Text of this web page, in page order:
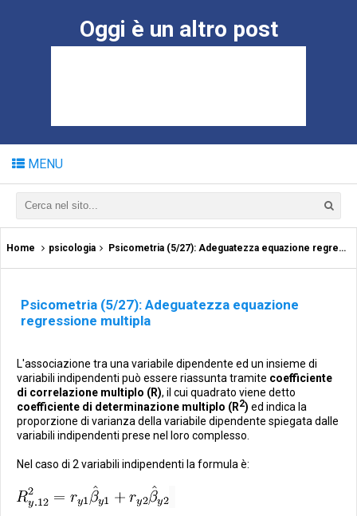
Oggi è un altro post
MENU
Home psicologia Psicometria (5/27): Adeguatezza equazione regressione multipla
Psicometria (5/27): Adeguatezza equazione
regressione multipla
L'associazione tra una variabile dipendente ed un insieme di
variabili indipendenti può essere riassunta tramite coefficiente
di correlazione multiplo (R), il cui quadrato viene detto
coefficiente di determinazione multiplo (R2) ed indica la
proporzione di varianza della variabile dipendente spiegata dalle
variabili indipendenti prese nel loro complesso.
Nel caso di 2 variabili indipendenti la formula è: